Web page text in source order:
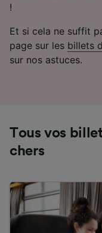
!
Et si cela ne suffit
page sur les billets
sur nos astuces.
Tous vos
chers